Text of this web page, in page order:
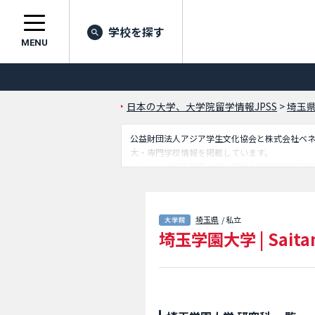
MENU
学校を探す
日本の大学、大学院留学情報JPSS >埼玉
公益財団法人アジア学生文化協会と株式会社ベ
大・専門学校情報を掲載しています。
こちらでは埼玉学園大学に関する詳細情報を記
埼玉県 / 私立
埼玉学園大学 |